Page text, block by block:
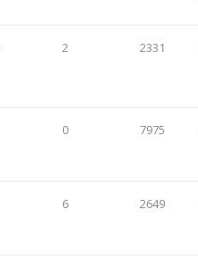
2 2331
0 7975
6 2649